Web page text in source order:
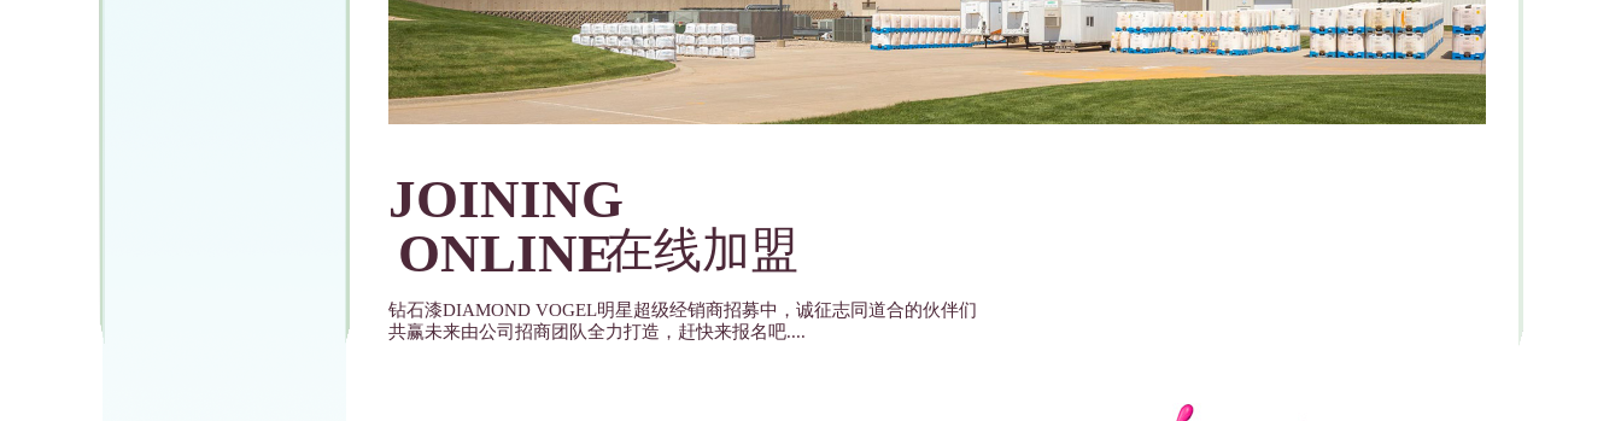
JOINING
ONLINE在线加盟
钻石漆DIAMOND VOGEL明星超级经销商招募中，诚征志同道合的伙伴们
共赢未来由公司招商团队全力打造，赶快来报名吧....